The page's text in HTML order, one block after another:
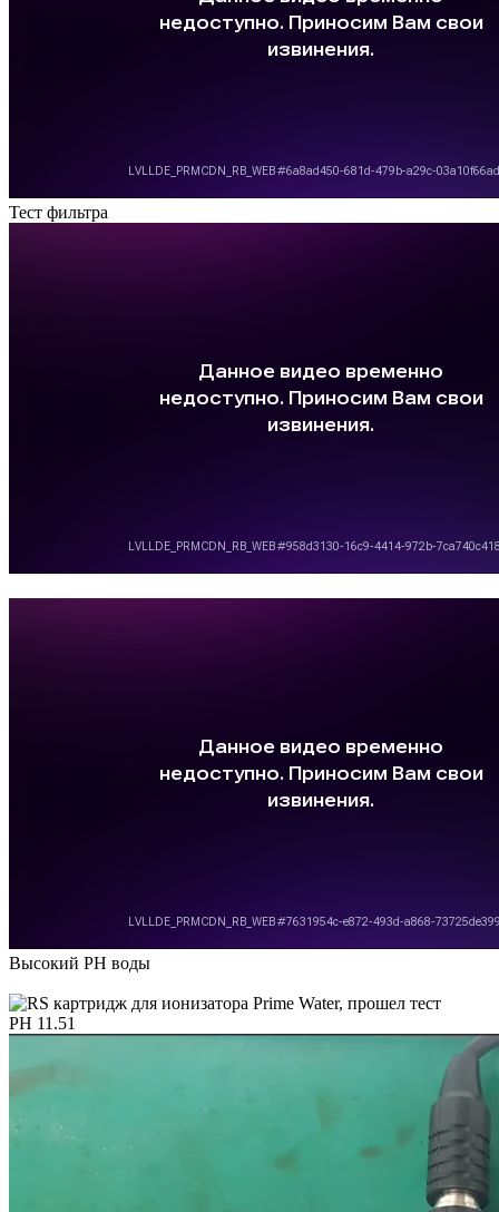
Тест фильтра
Высокий РН воды
РН 11.51